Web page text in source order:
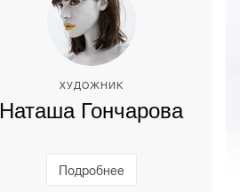
ХУДОЖНИК
Наташа Гончарова
Подробнее